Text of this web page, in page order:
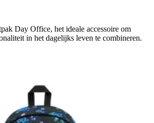
Day Office, het ideale accessoire om
in het dagelijks leven te combineren.